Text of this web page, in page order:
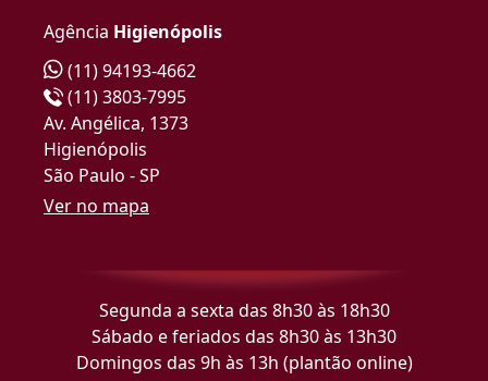
Agência Higienópolis
(11) 94193-4662
(11) 3803-7995
Av. Angélica, 1373
Higienópolis
São Paulo - SP
Ver no mapa
Segunda a sexta das 8h30 às 18h30
Sábado e feriados das 8h30 às 13h30
Domingos das 9h às 13h (plantão online)